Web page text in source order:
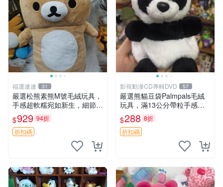
福運連連 31
嚴選松熊素熊M號毛絨玩具，
手感超軟糯宛如新生，細節精
緻完美無瑕，推薦送禮或珍
藏，中古狀態保養得宜。 松
熊 素熊 毛絨doll
$929 94折
折扣碼
影視動漫CD專輯DVD 57
嚴選熊貓豆袋Palmpals毛絨
玩具，滿13公分帶粒手感極
佳，電影主題周邊推薦 熊貓
Palmpals 毛絨玩具 豆袋 劇場
版周邊
$288 8折
折扣碼